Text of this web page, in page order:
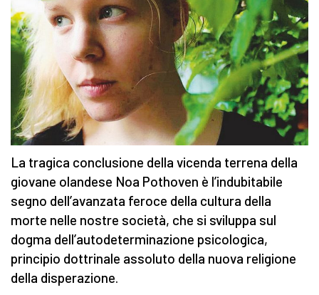
La tragica conclusione della vicenda terrena della
giovane olandese Noa Pothoven è l’indubitabile
segno dell’avanzata feroce della cultura della
morte nelle nostre società, che si sviluppa sul
dogma dell’autodeterminazione psicologica,
principio dottrinale assoluto della nuova religione
della disperazione.